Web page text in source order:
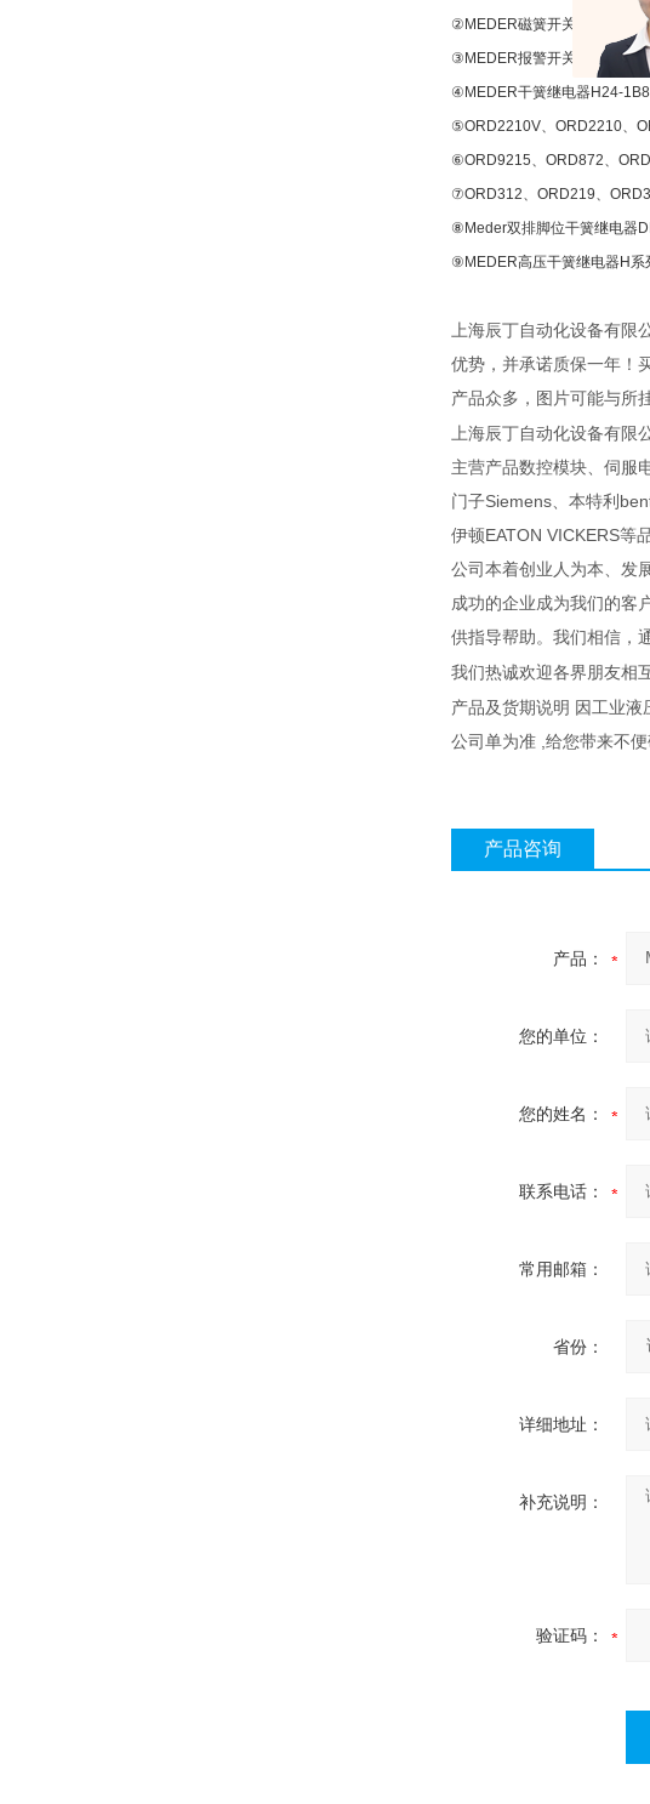
②MEDER磁簧开关417630
③MEDER报警开关MK09U-
④MEDER干簧继电器H24-
⑤ORD2210V、ORD2210、
⑥ORD9215、ORD872、
⑦ORD312、ORD219、
⑧Meder双排脚位干簧继电器
⑨MEDER高压干簧继电器H系
上海辰丁自动化设备有
优势，并承诺质保一年！
产品众多，图片可能与所
上海辰丁自动化设备有
主营产品数控模块、伺服
门子Siemens、本特利
伊顿EATON VICKERS等
公司本着创业人为本、发
成功的企业成为我们的客
供指导帮助。我们相信，
我们热诚欢迎各界朋友相
产品及货期说明 因工业
公司单为准 ,给您带来不
产品咨询
产品：
您的单位：
您的姓名：
联系电话：
常用邮箱：
省份：
详细地址：
补充说明：
验证码：